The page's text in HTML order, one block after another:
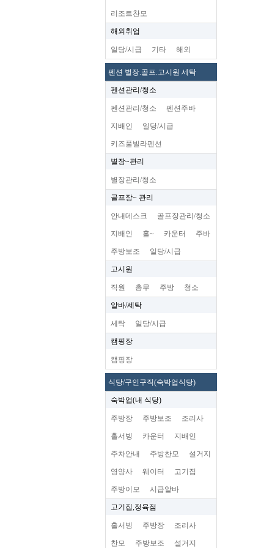
리조트찬모
해외취업
일당/시급 기타 해외
펜션 별장.골프.고시원 세탁
펜션관리/청소
펜션관리/청소 펜션주바
지배인 일당/시급
키즈풀빌라펜션
별장~관리
별장관리/청소
골프장~ 관리
안내데스크 골프장관리/청소
지배인 홀~ 카운터 주바
주방보조 일당/시급
고시원
직원 총무 주방 청소
알바/세탁
세탁 일당/시급
캠핑장
캠핑장
식당/구인구직(숙박업식당)
숙박업(내 식당)
주방장 주방보조 조리사
홀서빙 카운터 지배인
주차안내 주방찬모 설거지
영양사 웨이터 고기집
주방이모 시급알바
고기집,정육점
홀서빙 주방장 조리사
찬모 주방보조 설거지